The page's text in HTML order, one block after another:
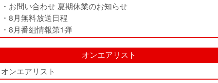
・お問い合わせ 夏期休業のお知らせ
・8月無料放送日程
・8月番組情報第1弾
オンエアリスト
オンエアリスト